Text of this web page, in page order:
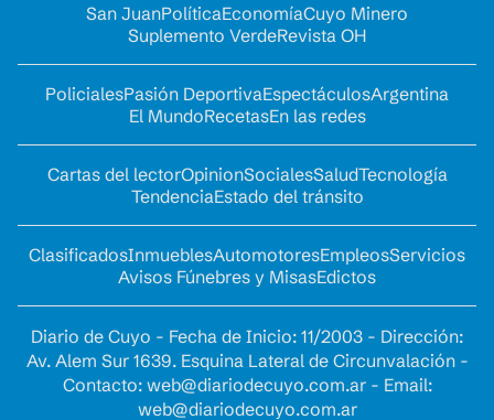
San JuanPolíticaEconomíaCuyo Minero
Suplemento VerdeRevista OH
PolicialesPasión DeportivaEspectáculosArgentina
El MundoRecetasEn las redes
Cartas del lectorOpinionSocialesSaludTecnología
TendenciaEstado del tránsito
ClasificadosInmueblesAutomotoresEmpleosServicios
Avisos Fúnebres y MisasEdictos
Diario de Cuyo - Fecha de Inicio: 11/2003 - Dirección:
Av. Alem Sur 1639. Esquina Lateral de Circunvalación -
Contacto: web@diariodecuyo.com.ar- Email:
web@diariodecuyo.com.ar